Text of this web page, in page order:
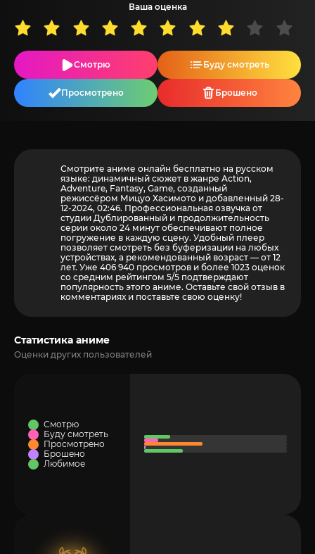
Ваша оценка
Смотрю Буду смотреть
Просмотрено Брошено
Смотрите аниме онлайн бесплатно на русском
языке: динамичный сюжет в жанре Action,
Adventure, Fantasy, Game, созданный
режиссёром Мицуо Хасимото и добавленный 28-
12-2024, 02:46. Профессиональная озвучка от
студии Дублированный и продолжительность
серии около 24 минут обеспечивают полное
погружение в каждую сцену. Удобный плеер
позволяет смотреть без буферизации на любых
устройствах, а рекомендованный возраст — от 12
лет. Уже 406 940 просмотров и более 1023 оценок
со средним рейтингом 5/5 подтверждают
популярность этого аниме. Оставьте свой отзыв в
комментариях и поставьте свою оценку!
Статистика аниме
Оценки других пользователей
Смотрю
Буду смотреть
Просмотрено
Брошено
Любимое